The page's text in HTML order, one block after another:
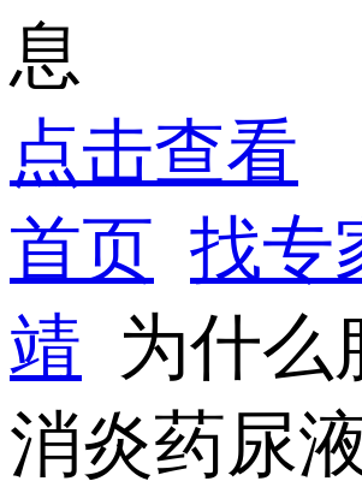
息
点击查看
首页 找专
靖 为什么
消炎药尿